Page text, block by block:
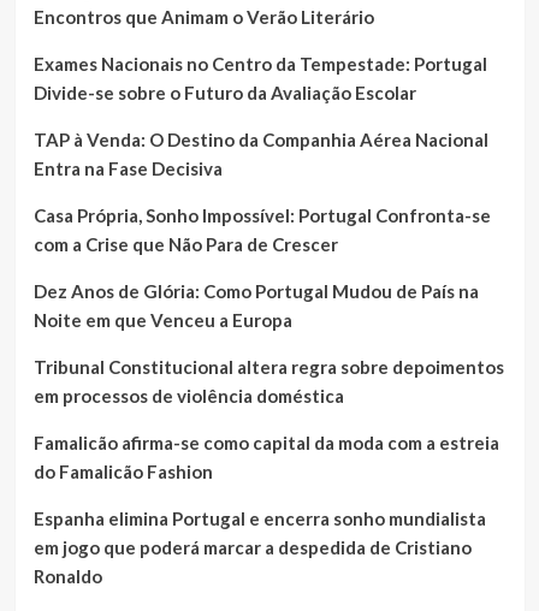
Encontros que Animam o Verão Literário
Exames Nacionais no Centro da Tempestade: Portugal
Divide-se sobre o Futuro da Avaliação Escolar
TAP à Venda: O Destino da Companhia Aérea Nacional
Entra na Fase Decisiva
Casa Própria, Sonho Impossível: Portugal Confronta-se
com a Crise que Não Para de Crescer
Dez Anos de Glória: Como Portugal Mudou de País na
Noite em que Venceu a Europa
Tribunal Constitucional altera regra sobre depoimentos
em processos de violência doméstica
Famalicão afirma-se como capital da moda com a estreia
do Famalicão Fashion
Espanha elimina Portugal e encerra sonho mundialista
em jogo que poderá marcar a despedida de Cristiano
Ronaldo